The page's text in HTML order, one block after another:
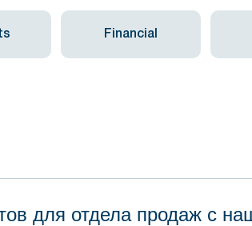
Financial
для отдела продаж с